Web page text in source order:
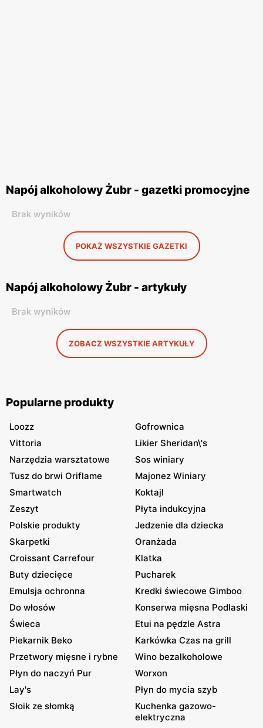
Napój alkoholowy Żubr - gazetki promocyjne
Brak wyników
POKAŻ WSZYSTKIE GAZETKI
Napój alkoholowy Żubr - artykuły
Brak wyników
ZOBACZ WSZYSTKIE ARTYKUŁY
Popularne produkty
Loozz
Gofrownica
Vittoria
Likier Sheridan\'s
Narzędzia warsztatowe
Sos winiary
Tusz do brwi Oriflame
Majonez Winiary
Smartwatch
Koktajl
Zeszyt
Płyta indukcyjna
Polskie produkty
Jedzenie dla dziecka
Skarpetki
Oranżada
Croissant Carrefour
Klatka
Buty dziecięce
Pucharek
Emulsja ochronna
Kredki świecowe Gimboo
Do włosów
Konserwa mięsna Podlaski
Świeca
Etui na pędzle Astra
Piekarnik Beko
Karkówka Czas na grill
Przetwory mięsne i rybne
Wino bezalkoholowe
Płyn do naczyń Pur
Worxon
Lay's
Płyn do mycia szyb
Słoik ze słomką
Kuchenka gazowo-
elektryczna